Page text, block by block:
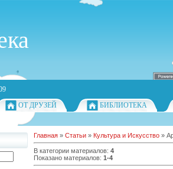
ОТ ДРУЗЕЙ
БИБЛИОТЕКА
Главная » Статьи » Культура и Искусство »
В категории материалов: 4
Показано материалов: 1-4